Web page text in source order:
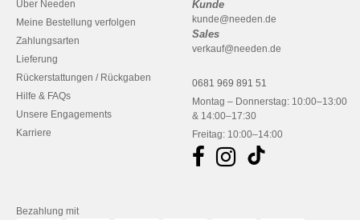
Über Needen
Meine Bestellung verfolgen
Zahlungsarten
Lieferung
Rückerstattungen / Rückgaben
Hilfe & FAQs
Unsere Engagements
Karriere
Kunde
kunde@needen.de
Sales
verkauf@needen.de
0681 969 891 51
Montag – Donnerstag: 10:00–13:00
& 14:00–17:30
Freitag: 10:00–14:00
Bezahlung mit